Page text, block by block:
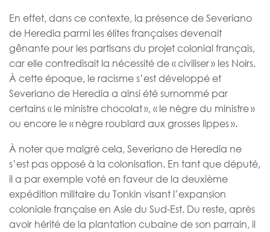
En effet, dans ce contexte, la présence de Severiano
de Heredia parmi les élites françaises devenait
gênante pour les partisans du projet colonial français,
car elle contredisait la nécessité de « civiliser » les Noirs.
À cette époque, le racisme s’est développé et
Severiano de Heredia a ainsi été surnommé par
certains « le ministre chocolat », « le nègre du ministre »
ou encore le « nègre roublard aux grosses lippes ».
À noter que malgré cela, Severiano de Heredia ne
s’est pas opposé à la colonisation. En tant que député,
il a par exemple voté en faveur de la deuxième
expédition militaire du Tonkin visant l’expansion
coloniale française en Asie du Sud-Est. Du reste, après
avoir hérité de la plantation cubaine de son parrain, il